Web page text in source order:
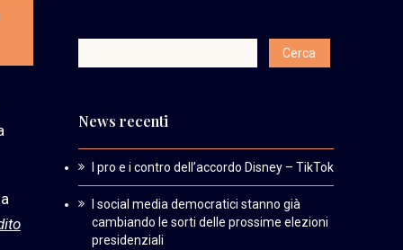
News recenti
I pro e i contro dell’accordo Disney – TikTok
I social media democratici stanno già
cambiando le sorti delle prossime elezioni
presidenziali